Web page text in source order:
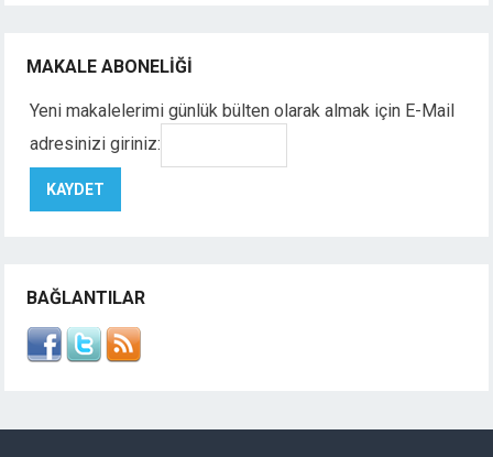
MAKALE ABONELIĞI
Yeni makalelerimi günlük bülten olarak almak için E-Mail
adresinizi giriniz:
BAĞLANTILAR